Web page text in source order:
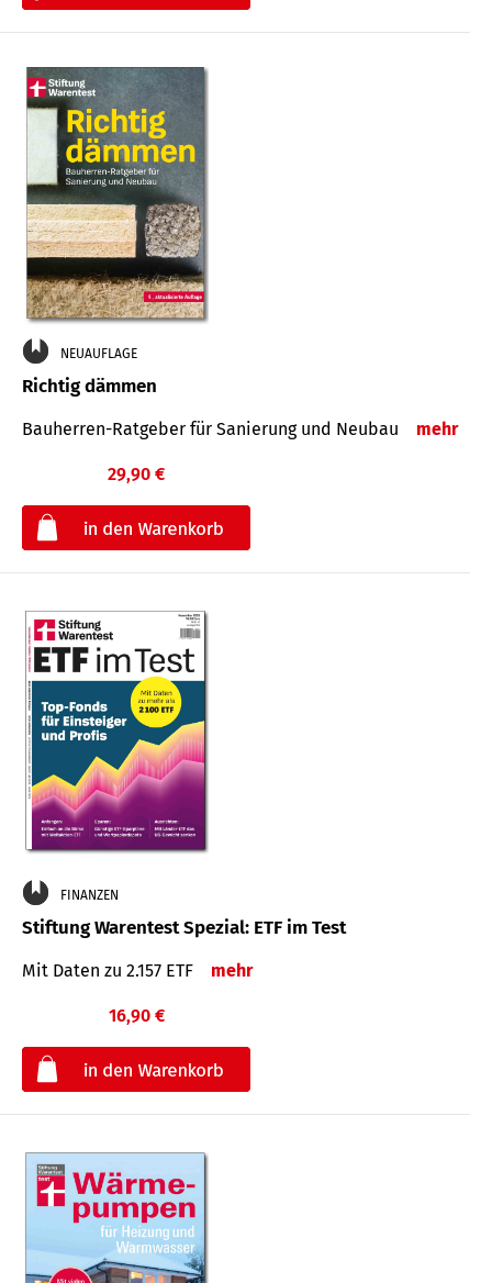
NEUAUFLAGE
Richtig dämmen
Bauherren-Ratgeber für Sanierung und Neubau mehr
29,90 €
FINANZEN
Stiftung Warentest Spezial: ETF im Test
Mit Daten zu 2.157 ETF mehr
16,90 €